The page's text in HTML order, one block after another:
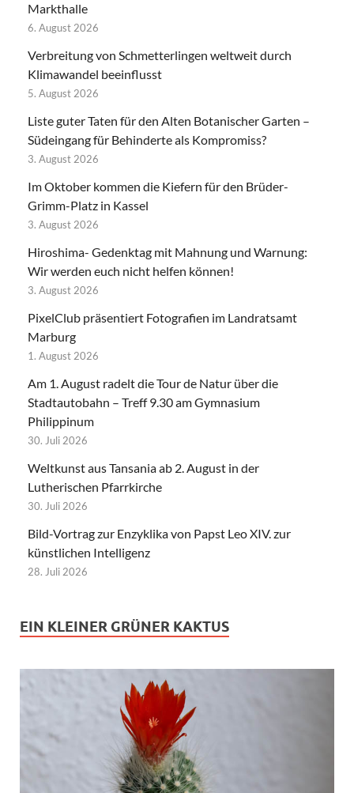
Markthalle
6. August 2026
Verbreitung von Schmetterlingen weltweit durch
Klimawandel beeinflusst
5. August 2026
Liste guter Taten für den Alten Botanischer Garten –
Südeingang für Behinderte als Kompromiss?
3. August 2026
Im Oktober kommen die Kiefern für den Brüder-
Grimm-Platz in Kassel
3. August 2026
Hiroshima- Gedenktag mit Mahnung und Warnung:
Wir werden euch nicht helfen können!
3. August 2026
PixelClub präsentiert Fotografien im Landratsamt
Marburg
1. August 2026
Am 1. August radelt die Tour de Natur über die
Stadtautobahn – Treff 9.30 am Gymnasium
Philippinum
30. Juli 2026
Weltkunst aus Tansania ab 2. August in der
Lutherischen Pfarrkirche
30. Juli 2026
Bild-Vortrag zur Enzyklika von Papst Leo XIV. zur
künstlichen Intelligenz
28. Juli 2026
EIN KLEINER GRÜNER KAKTUS